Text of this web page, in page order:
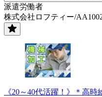
派遣労働者
株式会社ロフティー/
《20～40代活躍！》＊高